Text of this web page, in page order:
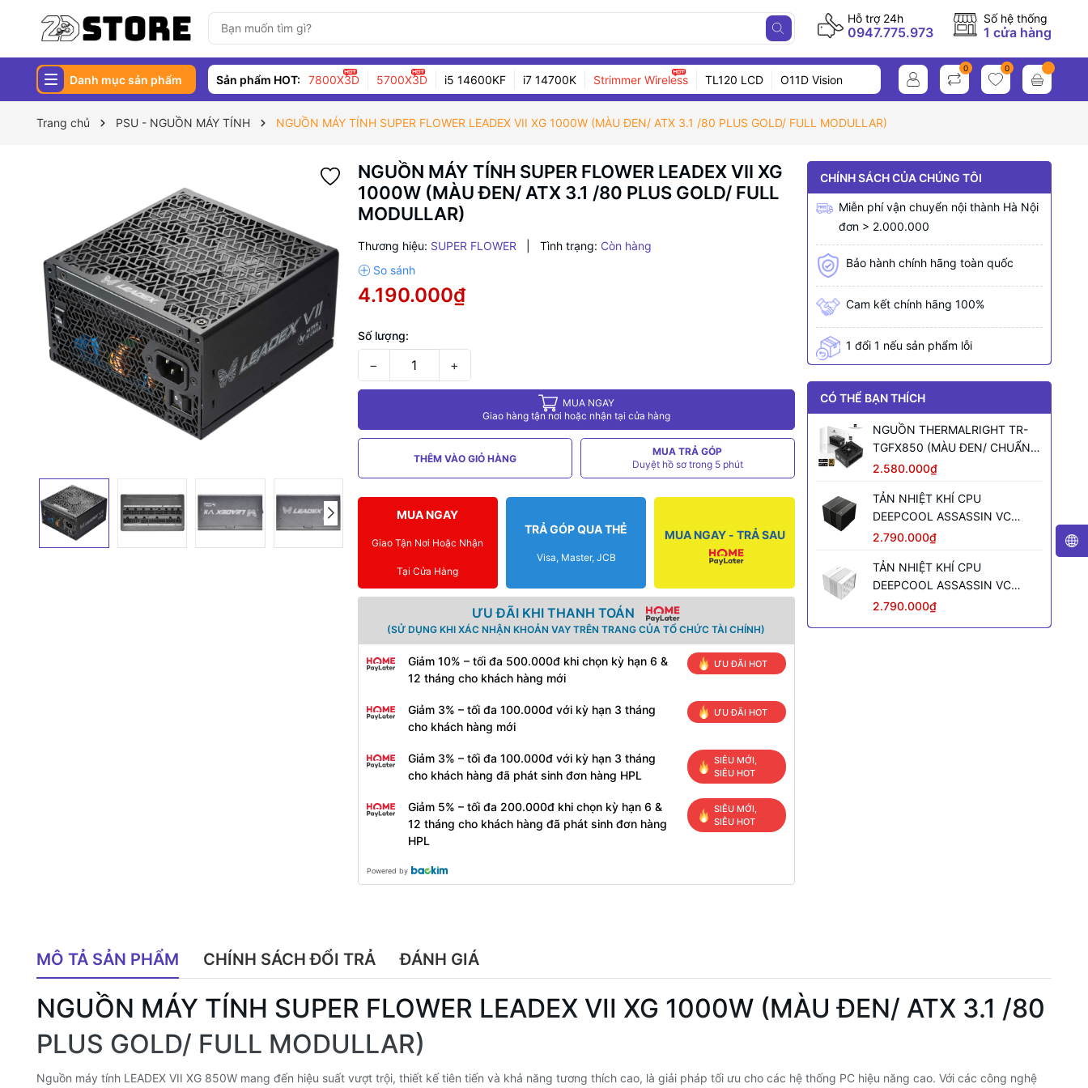
Hỗ trợ 24h
0947.775.973
Số hệ thống
1 cửa hàng
Danh mục sản phẩm Sản phẩm HOT: 7800X3D 5700X3D i5 14600KF i7 14700K Strimmer Wireless TL120 LCD O11D Vision
0 0
Trang chủ PSU - NGUỒN MÁY TÍNH NGUỒN MÁY TÍNH SUPER FLOWER LEADEX VII XG 1000W (MÀU ĐEN/ ATX 3.1 /80 PLUS GOLD/ FULL MODULLAR)
NGUỒN MÁY TÍNH SUPER FLOWER LEADEX VII XG
1000W (MÀU ĐEN/ ATX 3.1 /80 PLUS GOLD/ FULL
MODULLAR)
Thương hiệu: SUPER FLOWER Tình trạng: Còn hàng
4.190.000₫
Số lượng:
− +
MUA NGAY
Giao hàng tận nơi hoặc nhận tại cửa hàng
THÊM VÀO GIỎ HÀNG
MUA TRẢ GÓP
Duyệt hồ sơ trong 5 phút
MUA NGAY
Giao Tận Nơi Hoặc Nhận
Tại Cửa Hàng
TRẢ GÓP QUA THẺ
Visa, Master, JCB
MUA NGAY - TRẢ SAU
ƯU ĐÃI KHI THANH TOÁN
(SỬ DỤNG KHI XÁC NHẬN KHOẢN VAY TRÊN TRANG CỦA TỔ CHỨC TÀI CHÍNH)
Giảm 10% – tối đa 500.000đ khi chọn kỳ hạn 6 &
12 tháng cho khách hàng mới
ƯU ĐÃI HOT
Giảm 3% – tối đa 100.000đ với kỳ hạn 3 tháng
cho khách hàng mới
ƯU ĐÃI HOT
Giảm 3% – tối đa 100.000đ với kỳ hạn 3 tháng
cho khách hàng đã phát sinh đơn hàng HPL
SIÊU MỚI,
SIÊU HOT
Giảm 5% – tối đa 200.000đ khi chọn kỳ hạn 6 &
12 tháng cho khách hàng đã phát sinh đơn hàng
HPL
SIÊU MỚI,
SIÊU HOT
Powered by
CHÍNH SÁCH CỦA CHÚNG TÔI
Miễn phí vận chuyển nội thành Hà Nội
đơn > 2.000.000
Bảo hành chính hãng toàn quốc
Cam kết chính hãng 100%
1 đổi 1 nếu sản phẩm lỗi
CÓ THỂ BẠN THÍCH
NGUỒN THERMALRIGHT TR-
TGFX850 (MÀU ĐEN/ CHUẨN
SFX/ FULL MODULAR/ 850W)
2.580.000₫
TẢN NHIỆT KHÍ CPU
DEEPCOOL ASSASSIN VC
ELITE (MÀU ĐEN)
2.790.000₫
TẢN NHIỆT KHÍ CPU
DEEPCOOL ASSASSIN VC
ELITE WH WH (MÀU TRẮNG)
2.790.000₫
MÔ TẢ SẢN PHẨM CHÍNH SÁCH ĐỔI TRẢ ĐÁNH GIÁ
NGUỒN MÁY TÍNH SUPER FLOWER LEADEX VII XG 1000W (MÀU ĐEN/ ATX 3.1 /80
PLUS GOLD/ FULL MODULLAR)
Nguồn máy tính LEADEX VII XG 850W mang đến hiệu suất vượt trội, thiết kế tiên tiến và khả năng tương thích cao, là giải pháp tối ưu cho các hệ thống PC hiệu năng cao. Với các công nghệ